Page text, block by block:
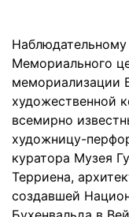
Мемориального
мемориализации
художественной
всемирно
художницу-
куратора Музея
Терриена,
создавшей